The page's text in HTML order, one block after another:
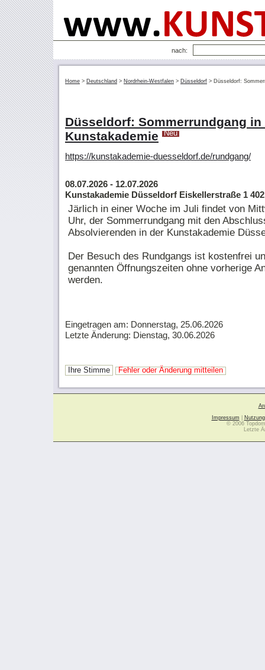
nach:
Home > Deutschland > Nordrhein-Westfalen > Düsseldorf > Düsseldorf:
Düsseldorf: Sommerrundgang in
Kunstakademie
Neu
https://kunstakademie-duesseldorf.de/rundgang/
08.07.2026 - 12.07.2026
Kunstakademie Düsseldorf Eiskellerstraße 1
Järlich in einer Woche im Juli findet von
Uhr, der Sommerrundgang mit den
Absolvierenden in der Kunstakademie
Der Besuch des Rundgangs ist kostenfrei
genannten Öffnungszeiten ohne vorherige
werden.
Eingetragen am: Donnerstag, 25.06.2026
Letzte Änderung: Dienstag, 30.06.2026
Ihre Stimme Fehler oder Änderung mitteilen
Impressum
© 2006
Letzte